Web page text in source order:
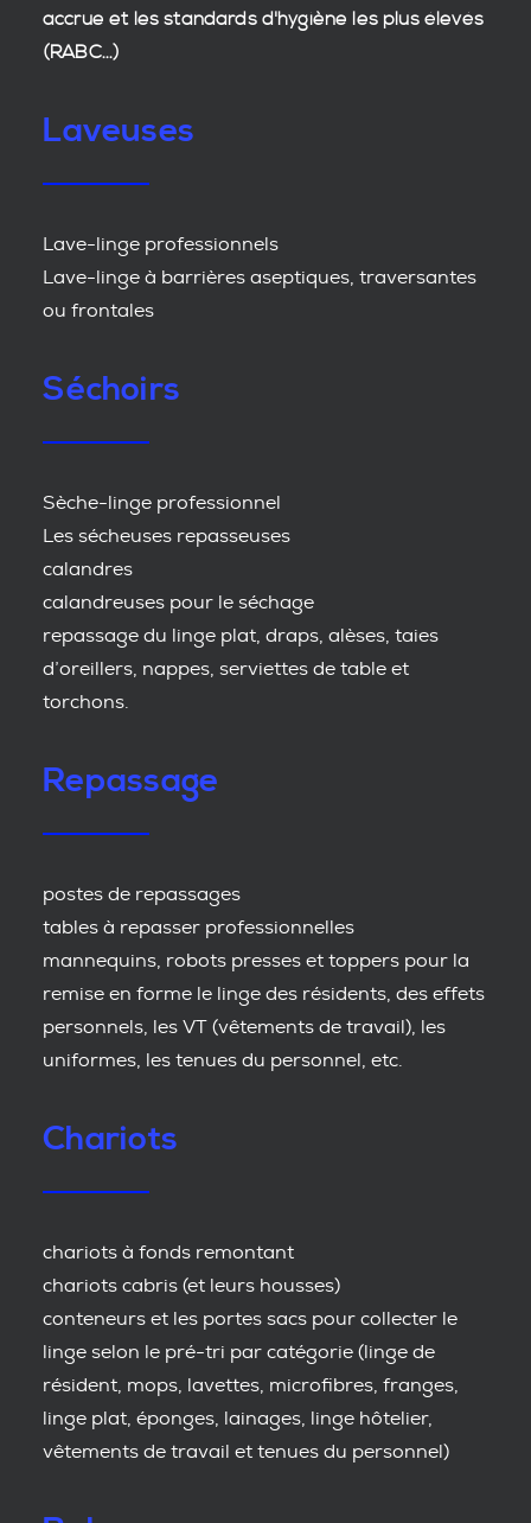
accrue et lesstandards d'hygiène les plus élevés
(RABC...)
Laveuses
Lave-linge professionnels
Lave-linge à barrières aseptiques, traversantes
ou frontales
Séchoirs
Sèche-linge professionnel
Les sécheuses repasseuses
calandres
calandreuses pour le séchage
repassage du linge plat, draps, alèses, taies
d’oreillers, nappes, serviettes de table et
torchons.
Repassage
postes de repassages
tables à repasser professionnelles
mannequins, robots presses et toppers pour la
remise en forme le linge des résidents, des effets
personnels, les VT (vêtements de travail), les
uniformes, les tenues du personnel, etc.
Chariots
chariots à fonds remontant
chariots cabris (et leurs housses)
conteneurs et les portes sacs pour collecter le
linge selon le pré-tri par catégorie (linge de
résident, mops, lavettes, microfibres, franges,
linge plat, éponges, lainages, linge hôtelier,
vêtements de travail et tenues du personnel)